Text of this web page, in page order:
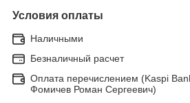
Условия оплаты
Наличными
Безналичный расчет
Оплата перечислением (Kaspi
Фомичев Роман Сергеевич)